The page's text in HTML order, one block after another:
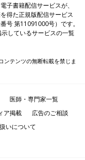
子書籍配信サービスが、
得た正規版配信サービス
号 第11091000号）です。
しているサービスの一覧
ンテンツの無断転載を禁じま
医師・専門家一覧
ア掲載
広告のご相談
いについて